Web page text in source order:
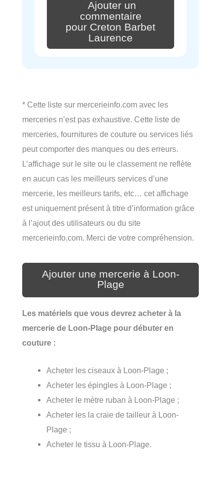
Ajouter un
commentaire
pour Creton Barbet
Laurence
* Cette liste sur mercerieinfo.com avec les
merceries n’est pas exhaustive. Cette liste de
merceries, fournitures de couture ou services liés
peut comporter des manques ou des erreurs.
L’affichage sur le site ou le classement ne reflète
en aucun cas les meilleurs services d’une
mercerie, les meilleurs tarifs, etc… cet affichage
est uniquement présent à titre d’information grâce
à l’ajout des utilisateurs ou du site
mercerieinfo.com. Merci de votre compréhension.
Ajouter une mercerie à Loon-
Plage
Les matériels que vous devrez acheter à la
mercerie de Loon-Plage pour débuter en
couture :
Acheter les ciseaux à Loon-Plage ;
Acheter les épingles à Loon-Plage ;
Acheter le mètre ruban à Loon-Plage ;
Acheter les la craie de tailleur à Loon-
Plage ;
Acheter le tissu à Loon-Plage.